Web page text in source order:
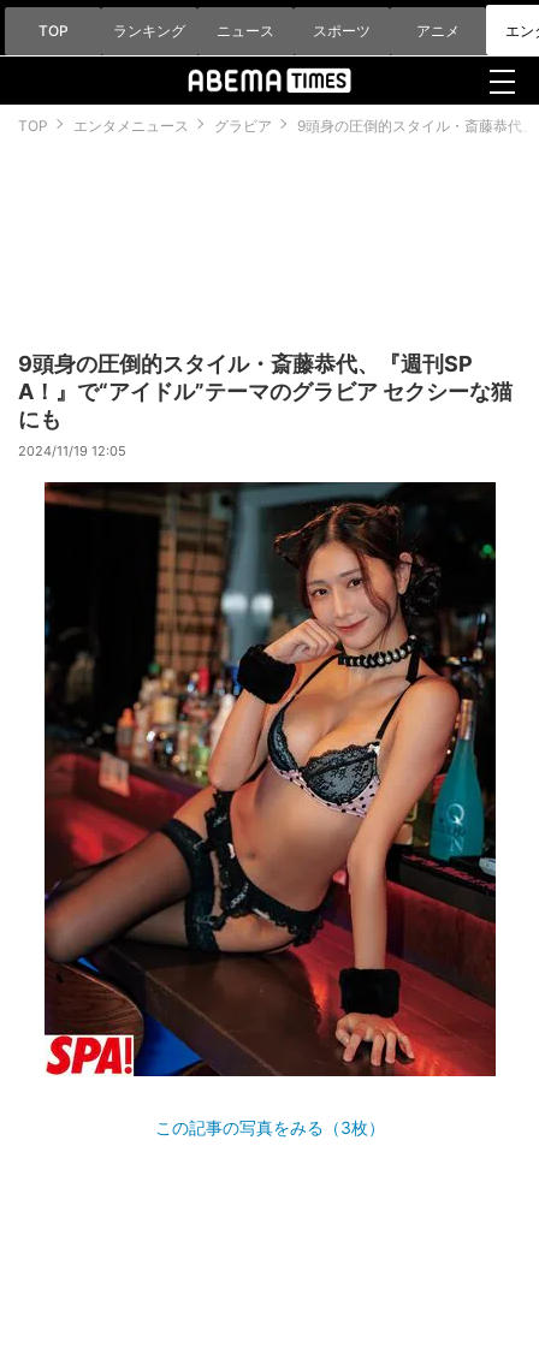
TOP ランキング ニュース スポーツ アニメ エン
TOP エンタメニュース グラビア 9頭身の圧倒的スタイル・斎藤恭代
9頭身の圧倒的スタイル・斎藤恭代、『週刊SP
A！』で“アイドル”テーマのグラビア セクシーな猫
にも
2024/11/19 12:05
この記事の写真をみる（3枚）